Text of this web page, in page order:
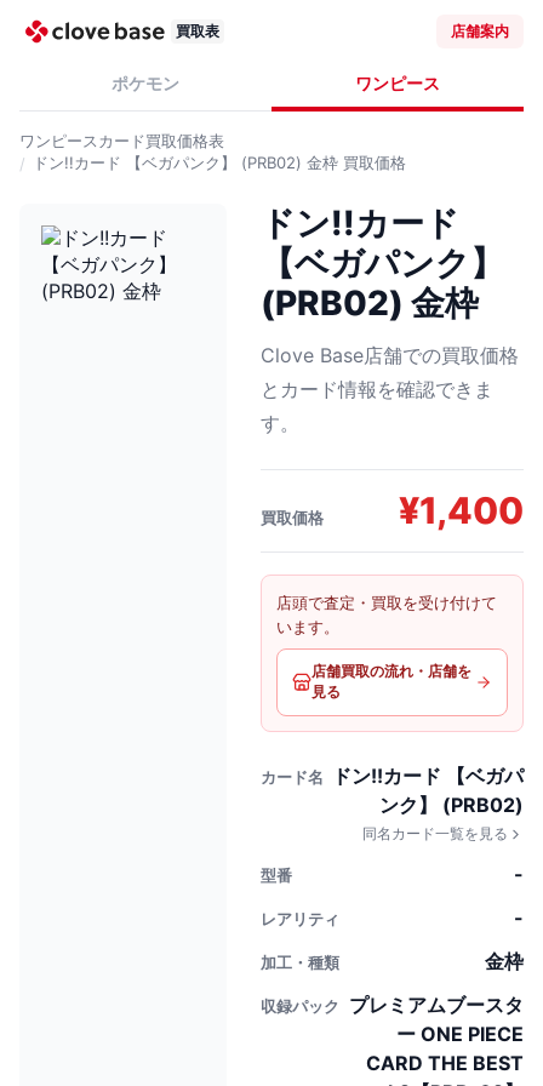
買取表 店舗案内
ポケモン ワンピース
ワンピースカード買取価格表
ドン!!カード 【ベガパンク】 (PRB02) 金枠 買取価格
ドン!!カード
【ベガパンク】
(PRB02) 金枠
Clove Base店舗での買取価格
とカード情報を確認できま
す。
買取価格 ¥1,400
店頭で査定・買取を受け付けて
います。
店舗買取の流れ・店舗を
見る
カード名
ドン!!カード 【ベガパ
ンク】 (PRB02)
同名カード一覧を見る
型番 -
レアリティ -
加工・種類 金枠
収録パック
プレミアムブースタ
ー ONE PIECE
CARD THE BEST